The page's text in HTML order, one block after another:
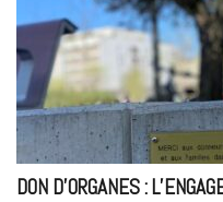
DON D’ORGANES :